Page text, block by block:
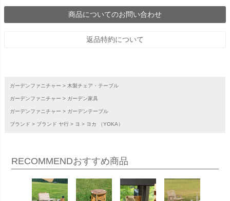
商品についてのお問い合わせ
返品特約について
ガーデンファニチャー 木製チェア・テーブル
ガーデンファニチャー ガーデン家具
ガーデンファニチャー ガーデンテーブル
ブランド ブランド ヤ行 ヨ ヨカ （YOKA）
RECOMMENDおすすめ商品